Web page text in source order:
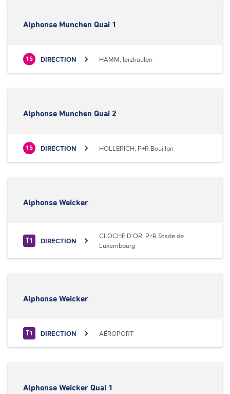
Alphonse Munchen Quai 1
15 DIRECTION HAMM, Ierzkaulen
Alphonse Munchen Quai 2
15 DIRECTION HOLLERICH, P+R Bouillon
Alphonse Weicker
T1 DIRECTION
CLOCHE D'OR, P+R Stade de
Luxembourg
Alphonse Weicker
T1 DIRECTION AÉROPORT
Alphonse Weicker Quai 1